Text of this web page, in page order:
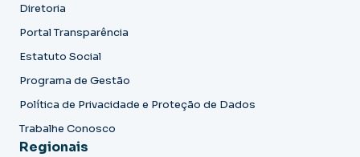
Diretoria
Portal Transparência
Estatuto Social
Programa de Gestão
Política de Privacidade e Proteção de Dados
Trabalhe Conosco
Regionais